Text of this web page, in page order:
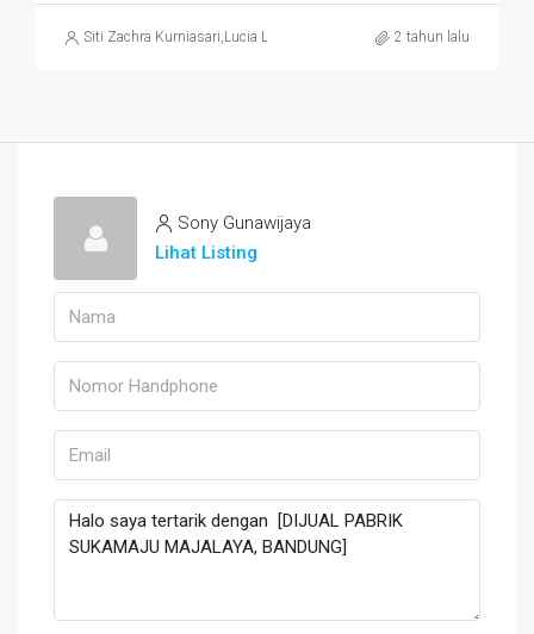
Siti Zachra Kurniasari,Lucia Lanny 2 tahun lalu
Sony Gunawijaya
Lihat Listing